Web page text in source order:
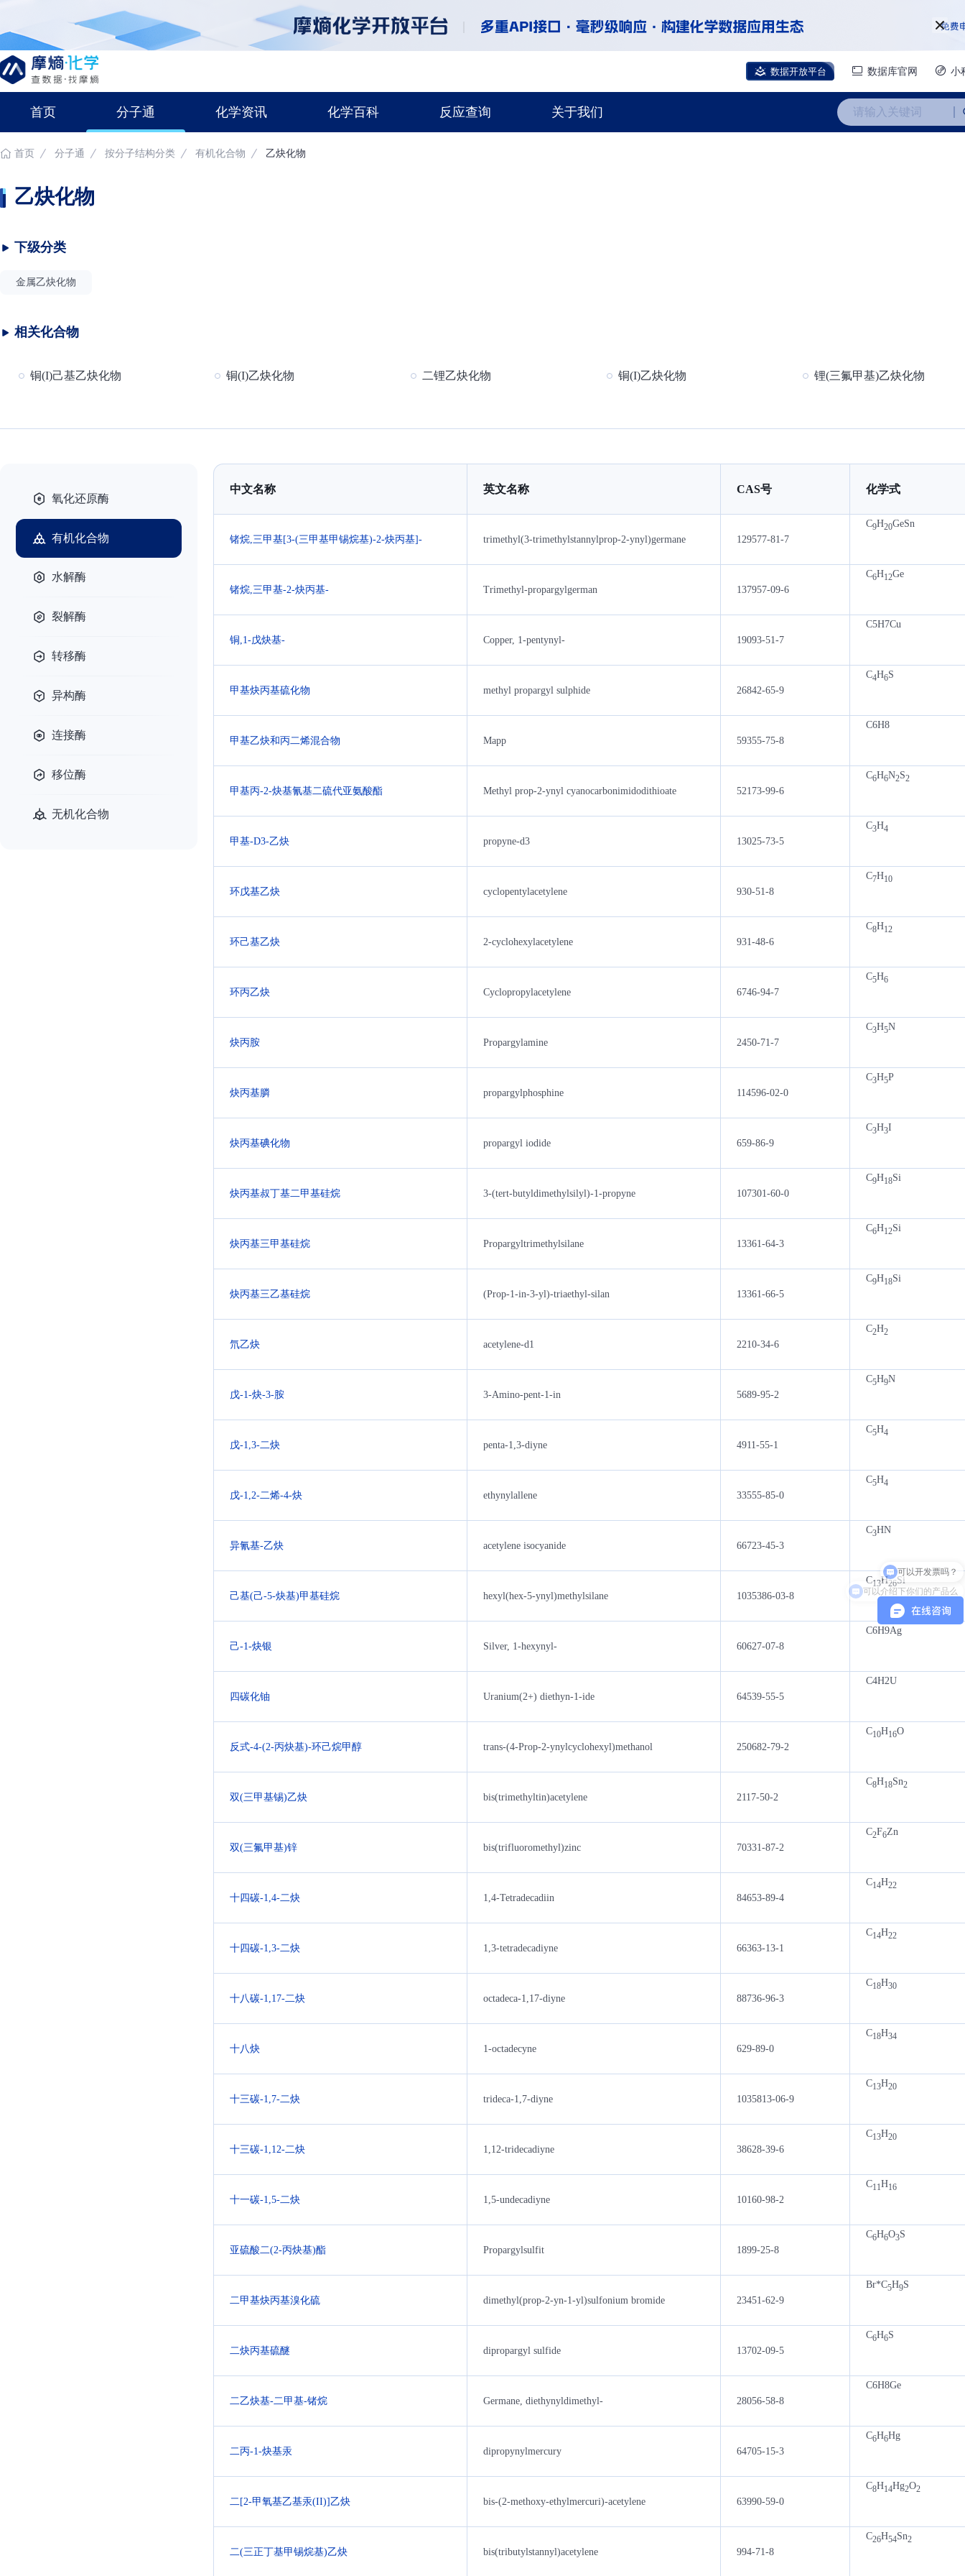
数据开放平台 数据库官网 小
首页 分子通 化学资讯 化学百科 反应查询 关于我们 请输入关键词
首页 分子通 按分子结构分类 有机化合物 乙炔化物
乙炔化物
下级分类
金属乙炔化物
相关化合物
铜(I)己基乙炔化物 铜(I)乙炔化物 二锂乙炔化物 铜(I)乙炔化物 锂(三氟甲基)乙炔化物
氧化还原酶
有机化合物
水解酶
裂解酶
转移酶
异构酶
连接酶
移位酶
无机化合物
中文名称 英文名称 CAS号 化学式
锗烷,三甲基[3-(三甲基甲锡烷基)-2-炔丙基]- trimethyl(3-trimethylstannylprop-2-ynyl)germane 129577-81-7
C9H20GeSn
锗烷,三甲基-2-炔丙基- Trimethyl-propargylgerman 137957-09-6
C6H12Ge
铜,1-戊炔基- Copper, 1-pentynyl- 19093-51-7
C5H7Cu
甲基炔丙基硫化物 methyl propargyl sulphide 26842-65-9
C4H6S
甲基乙炔和丙二烯混合物 Mapp 59355-75-8
C6H8
甲基丙-2-炔基氰基二硫代亚氨酸酯 Methyl prop-2-ynyl cyanocarbonimidodithioate 52173-99-6
C6H6N2S2
甲基-D3-乙炔 propyne-d3 13025-73-5
C3H4
环戊基乙炔 cyclopentylacetylene 930-51-8
C7H10
环己基乙炔 2-cyclohexylacetylene 931-48-6
C8H12
环丙乙炔 Cyclopropylacetylene 6746-94-7
C5H6
炔丙胺 Propargylamine 2450-71-7
C3H5N
炔丙基膦 propargylphosphine 114596-02-0
C3H5P
炔丙基碘化物 propargyl iodide 659-86-9
C3H3I
炔丙基叔丁基二甲基硅烷 3-(tert-butyldimethylsilyl)-1-propyne 107301-60-0
C9H18Si
炔丙基三甲基硅烷 Propargyltrimethylsilane 13361-64-3
C6H12Si
炔丙基三乙基硅烷 (Prop-1-in-3-yl)-triaethyl-silan 13361-66-5
C9H18Si
氘乙炔 acetylene-d1 2210-34-6
C2H2
戊-1-炔-3-胺 3-Amino-pent-1-in 5689-95-2
C5H9N
戊-1,3-二炔 penta-1,3-diyne 4911-55-1
C5H4
戊-1,2-二烯-4-炔 ethynylallene 33555-85-0
C5H4
异氰基-乙炔 acetylene isocyanide 66723-45-3
C3HN
己基(己-5-炔基)甲基硅烷 hexyl(hex-5-ynyl)methylsilane 1035386-03-8
C13H26Si
己-1-炔银 Silver, 1-hexynyl- 60627-07-8
C6H9Ag
四碳化铀 Uranium(2+) diethyn-1-ide 64539-55-5
C4H2U
反式-4-(2-丙炔基)-环己烷甲醇 trans-(4-Prop-2-ynylcyclohexyl)methanol 250682-79-2
C10H16O
双(三甲基锡)乙炔 bis(trimethyltin)acetylene 2117-50-2
C8H18Sn2
双(三氟甲基)锌 bis(trifluoromethyl)zinc 70331-87-2
C2F6Zn
十四碳-1,4-二炔 1,4-Tetradecadiin 84653-89-4
C14H22
十四碳-1,3-二炔 1,3-tetradecadiyne 66363-13-1
C14H22
十八碳-1,17-二炔 octadeca-1,17-diyne 88736-96-3
C18H30
十八炔 1-octadecyne 629-89-0
C18H34
十三碳-1,7-二炔 trideca-1,7-diyne 1035813-06-9
C13H20
十三碳-1,12-二炔 1,12-tridecadiyne 38628-39-6
C13H20
十一碳-1,5-二炔 1,5-undecadiyne 10160-98-2
C11H16
亚硫酸二(2-丙炔基)酯 Propargylsulfit 1899-25-8
C6H6O3S
二甲基炔丙基溴化硫 dimethyl(prop-2-yn-1-yl)sulfonium bromide 23451-62-9
Br*C5H9S
二炔丙基硫醚 dipropargyl sulfide 13702-09-5
C6H6S
二乙炔基-二甲基-锗烷 Germane, diethynyldimethyl- 28056-58-8
C6H8Ge
二丙-1-炔基汞 dipropynylmercury 64705-15-3
C6H6Hg
二[2-甲氧基乙基汞(II)]乙炔 bis-(2-methoxy-ethylmercuri)-acetylene 63990-59-0
C8H14Hg2O2
二(三正丁基甲锡烷基)乙炔 bis(tributylstannyl)acetylene 994-71-8
C26H54Sn2
可以介绍下你们的产品么